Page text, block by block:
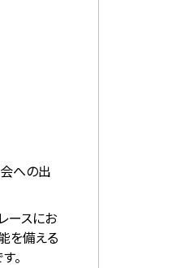
会への出
ースにお
を備える
。